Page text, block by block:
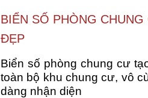
BIỂN SỐ PHÒNG
ĐẸP
Biển số phòng chung cư
toàn bộ khu chung cư, vô
dàng nhận diện